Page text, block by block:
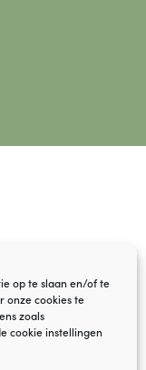
op te slaan en/of te
onze cookies te
zoals
cookie instellingen